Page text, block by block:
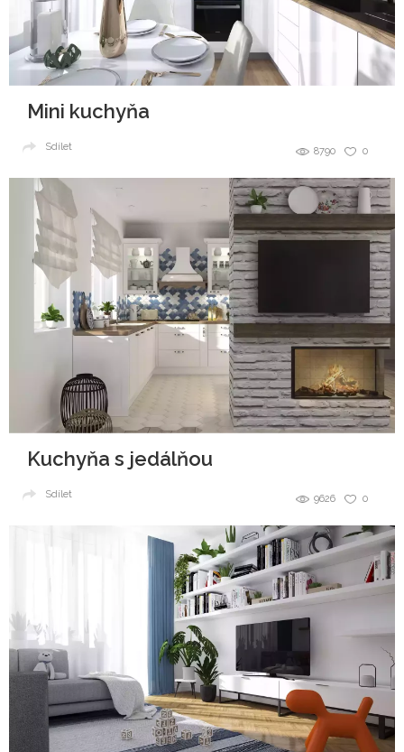
Mini kuchyňa
0
8790
Sdílet
Kuchyňa s jedálňou
0
9626
Sdílet